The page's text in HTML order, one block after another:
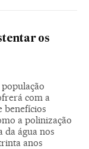
os
com a
benefícios
a polinização
da água nos
anos